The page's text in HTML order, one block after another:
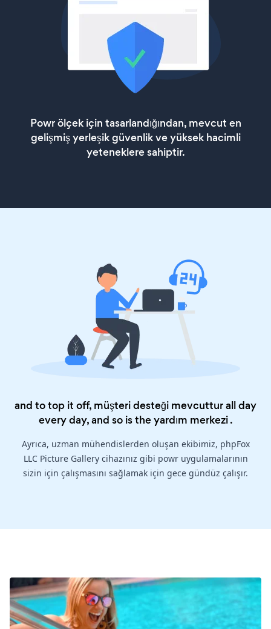
Powr ölçek için tasarlandığından, mevcut en
gelişmiş yerleşik güvenlik ve yüksek hacimli
yeteneklere sahiptir.
and to top it off, müşteri desteği mevcuttur all day
every day, and so is theyardım merkezi.
Ayrıca, uzman mühendislerden oluşan ekibimiz, phpFox
LLC Picture Gallery cihazınız gibi powr uygulamalarının
sizin için çalışmasını sağlamak için gece gündüz çalışır.